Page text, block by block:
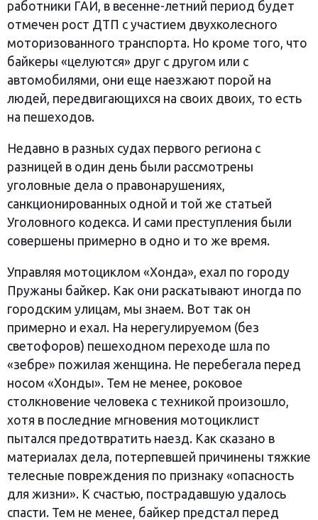
работники ГАИ, в весенне-летний период будет
отмечен рост ДТП с участием двухколесного
моторизованного транспорта. Но кроме того, что
байкеры «целуются» друг с другом или с
автомобилями, они еще наезжают порой на
людей, передвигающихся на своих двоих, то есть
на пешеходов.
Недавно в разных судах первого региона с
разницей в один день были рассмотрены
уголовные дела о правонарушениях,
санкционированных одной и той же статьей
Уголовного кодекса. И сами преступления были
совершены примерно в одно и то же время.
Управляя мотоциклом «Хонда», ехал по городу
Пружаны байкер. Как они раскатывают иногда по
городским улицам, мы знаем. Вот так он
примерно и ехал. На нерегулируемом (без
светофоров) пешеходном переходе шла по
«зебре» пожилая женщина. Не перебегала перед
носом «Хонды». Тем не менее, роковое
столкновение человека с техникой произошло,
хотя в последние мгновения мотоциклист
пытался предотвратить наезд. Как сказано в
материалах дела, потерпевшей причинены тяжкие
телесные повреждения по признаку «опасность
для жизни». К счастью, пострадавшую удалось
спасти. Тем не менее, байкер предстал перед